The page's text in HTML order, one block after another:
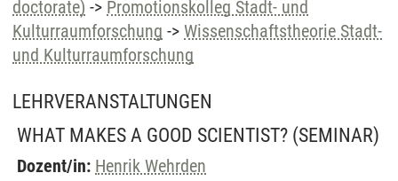
doctorate) -> Promotionskolleg Stadt- und
Kulturraumforschung -> Wissenschaftstheorie Stadt-
und Kulturraumforschung
LEHRVERANSTALTUNGEN
WHAT MAKES A GOOD SCIENTIST? (SEMINAR)
Dozent/in: Henrik Wehrden